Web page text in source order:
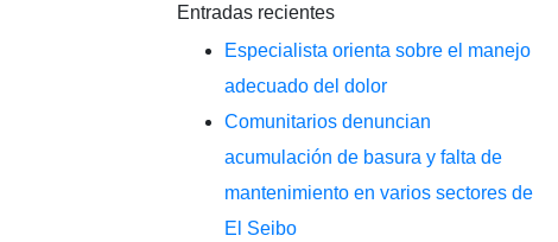
Entradas recientes
Especialista orienta sobre el manejo
adecuado del dolor
Comunitarios denuncian
acumulación de basura y falta de
mantenimiento en varios sectores de
El Seibo